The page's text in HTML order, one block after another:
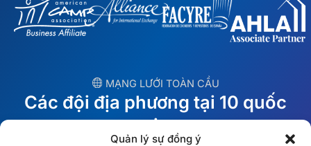
Quản lý sự đồng ý
︎ MẠNG LƯỚI TOÀN CẦU
Các đội địa phương tại 10 quốc
gia